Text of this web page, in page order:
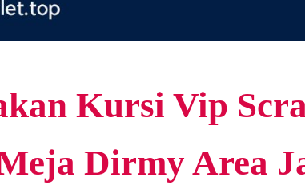
Kursi Vip
Dirmy Area